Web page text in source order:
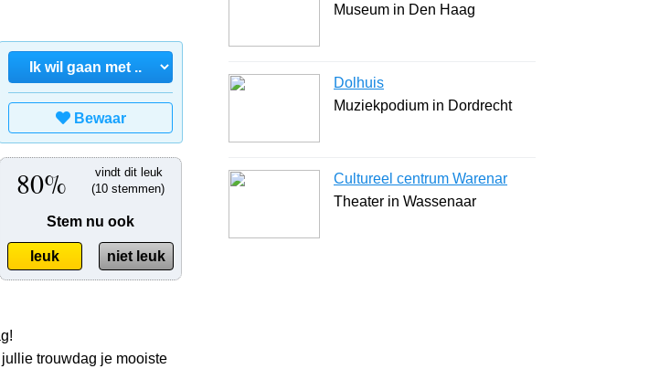
Bewaar
vindt dit leuk
(10 stemmen)
80%
Stem nu ook
leuk niet leuk
trouwdag je mooiste
Museum in Den Haag
Dolhuis
Muziekpodium in Dordrecht
Cultureel centrum Warenar
Theater in Wassenaar